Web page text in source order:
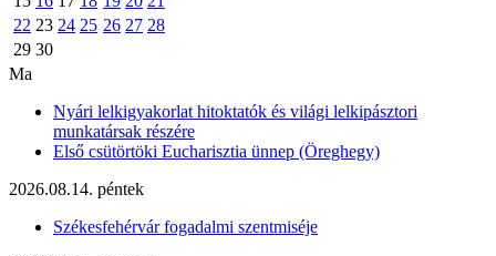
22 23 24 25 26 27 28
29 30
Ma
Nyári lelkigyakorlat hitoktatók és világi lelkipásztori
munkatársak részére
Első csütörtöki Eucharisztia ünnep (Öreghegy)
2026.08.14. péntek
Székesfehérvár fogadalmi szentmiséje